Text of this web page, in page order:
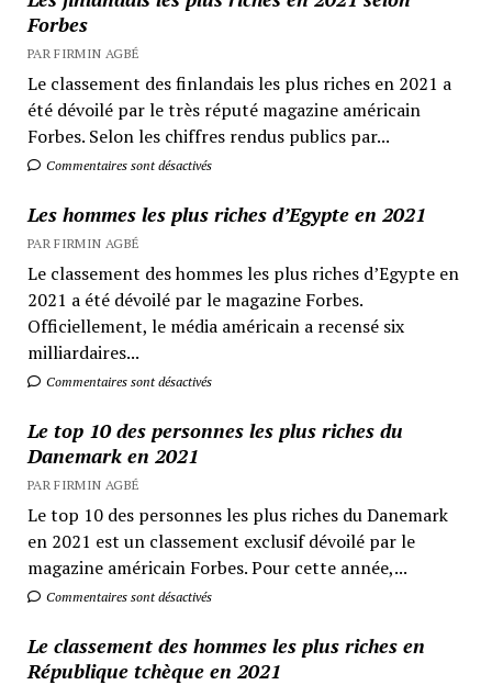
Forbes
PAR FIRMIN AGBÉ
Le classement des finlandais les plus riches en 2021 a
été dévoilé par le très réputé magazine américain
Forbes. Selon les chiffres rendus publics par...
Commentaires sont désactivés
Les hommes les plus riches d’Egypte en 2021
PAR FIRMIN AGBÉ
Le classement des hommes les plus riches d’Egypte en
2021 a été dévoilé par le magazine Forbes.
Officiellement, le média américain a recensé six
milliardaires...
Commentaires sont désactivés
Le top 10 des personnes les plus riches du
Danemark en 2021
PAR FIRMIN AGBÉ
Le top 10 des personnes les plus riches du Danemark
en 2021 est un classement exclusif dévoilé par le
magazine américain Forbes. Pour cette année,...
Commentaires sont désactivés
Le classement des hommes les plus riches en
République tchèque en 2021